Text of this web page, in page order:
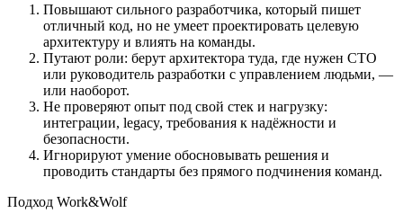
Повышают сильного разработчика, который пишет
отличный код, но не умеет проектировать целевую
архитектуру и влиять на команды.
Путают роли: берут архитектора туда, где нужен CTO
или руководитель разработки с управлением людьми, —
или наоборот.
Не проверяют опыт под свой стек и нагрузку:
интеграции, legacy, требования к надёжности и
безопасности.
Игнорируют умение обосновывать решения и
проводить стандарты без прямого подчинения команд.
Подход Work&Wolf